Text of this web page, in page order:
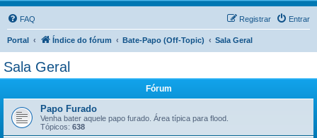
FAQ Entrar
Registrar
Portal Índice do fórum Bate-Papo (Off-Topic) Sala Geral
Sala Geral
Fórum
Papo Furado
Venha bater aquele papo furado. Área típica para flood.
Tópicos: 638